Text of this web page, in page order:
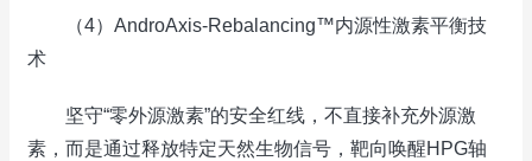
（4）AndroAxis-Rebalancing™内源性激素平衡技
术
坚守“零外源激素”的安全红线，不直接补充外源激
素，而是通过释放特定天然生物信号，靶向唤醒HPG轴